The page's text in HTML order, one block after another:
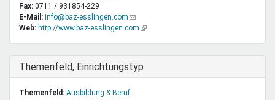
Fax: 0711 / 931854-229
E-Mail: info@baz-esslingen.com (Link
sendet
Web: http://www.baz-esslingen.com (Link
Ausblenden
Themenfeld, Einrichtungstyp
Themenfeld: Ausbildung & Beruf